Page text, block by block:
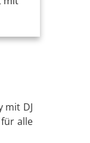
mit DJ
alle